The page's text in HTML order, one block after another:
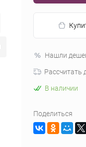
Нашли
Рассчитать
В наличии
Поделиться